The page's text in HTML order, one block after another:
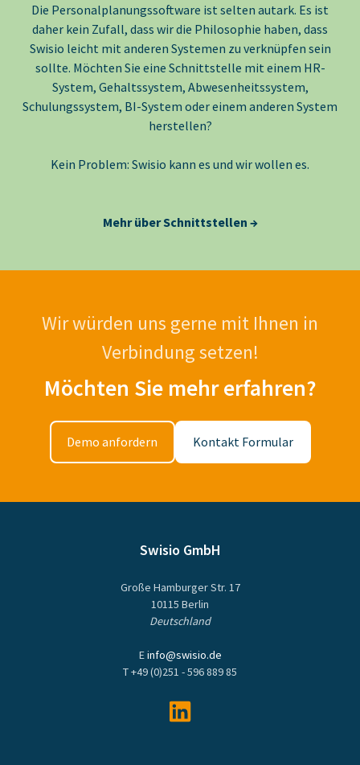
Die Personalplanungssoftware ist selten autark. Es ist
daher kein Zufall, dass wir die Philosophie haben, dass
Swisio leicht mit anderen Systemen zu verknüpfen sein
sollte. Möchten Sie eine Schnittstelle mit einem HR-
System, Gehaltssystem, Abwesenheitssystem,
Schulungssystem, BI-System oder einem anderen System
herstellen?
Kein Problem: Swisio kann es und wir wollen es.
Mehr über Schnittstellen →
Wir würden uns gerne mit Ihnen in
Verbindung setzen!
Möchten Sie mehr erfahren?
Demo anfordern Kontakt Formular
Swisio GmbH
Große Hamburger Str. 17
10115 Berlin
Deutschland
Einfo@swisio.de
T+49 (0)251 - 596 889 85